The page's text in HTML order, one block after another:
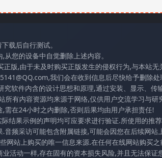
载后自行测试。
您的设备中自觉删除上述内容。
版,由于未及时购买正版发生的侵权行为,与本站无
我们会在收到信息后尽快给予删除处
软件内含的设计思想和原理,通过安装、显示、传
有内容资源均来源于网络,仅供用户交流学习与研
在24小时之内删除,否则后果均由用户承担责任!
结果示例的声明均可应要求进行验证.所使用的推
频采访可能包含附属链接,可能会因您在后续网站
网站上购买的唯一信息来源.在任何在线网站购买之
活动一样,存在固有的资本损失风险,并且无法保证